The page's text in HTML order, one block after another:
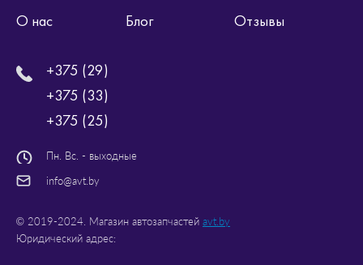
О нас
Блог Отзывы
+375 (29)
+375 (33)
+375 (25)
Пн. Вс. - выходные
info@avt.by
© 2019-2024. Магазин автозапчастей avt.by
Юридический адрес: